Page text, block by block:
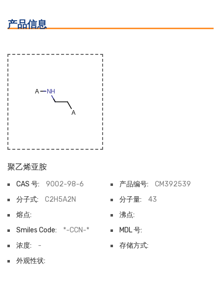
产品信息
聚乙烯亚胺
CAS 号: 9002-98-6 产品编号:
CM392539
分子式:
C2H5A2N 分子量:
43
熔点:
沸点:
Smiles Code:
*-CCN-*
MDL 号:
浓度:
-
存储方式:
外观性状: